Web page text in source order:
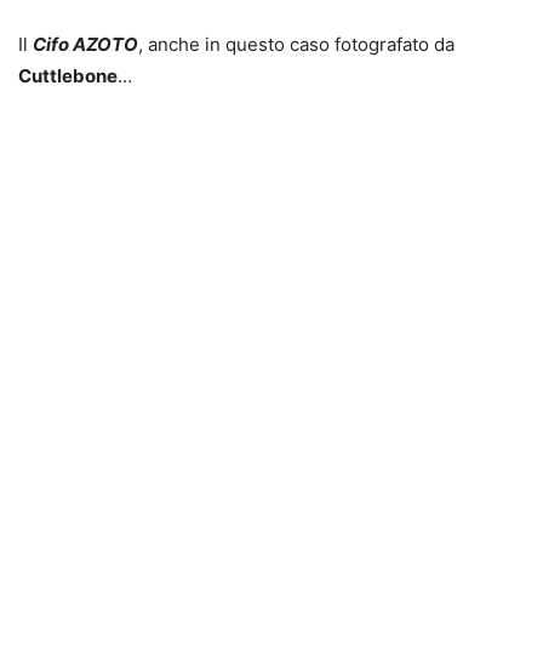
Il Cifo AZOTO, anche in questo caso fotografato da
Cuttlebone…